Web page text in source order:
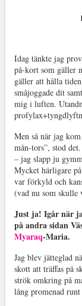
Idag tänkte jag
på-kort som gäller
gäller att hålla
småjoggade dit
mig i luften.
Men så när jag
mån-tors”, stod
– jag slapp ju
Mycket härligare
var förkyld och
(vad nu som skulle
Just ja! Igår när
på andra sidan
Myaraq-Maria.
Jag blev jätteglad
skott att träffas på
strök omkring på
lång promenad